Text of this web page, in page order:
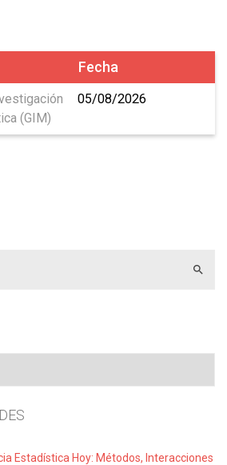
Fecha
(GIM)
05/08/2026
Estadística Hoy: Métodos, Interacciones